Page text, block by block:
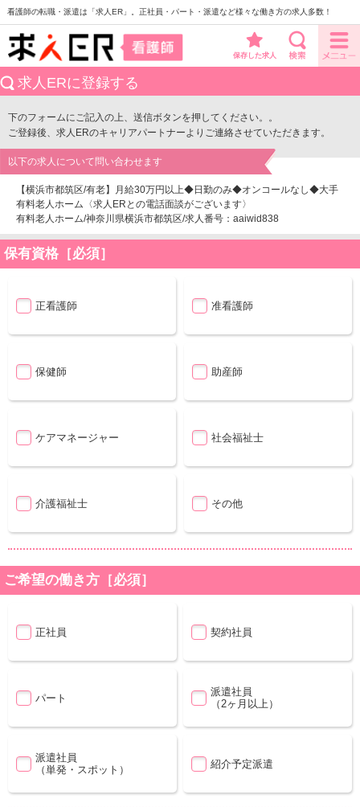
看護師の転職・派遣は「求人ER」。正社員・パート・派遣など様々な働き方の求人多数！
保存した求人
求人ERに登録する
下のフォームにご記入の上、送信ボタンを押してください。。
ご登録後、求人ERのキャリアパートナーよりご連絡させていただきます。
以下の求人について問い合わせます
【横浜市都筑区/有老】月給30万円以上◆日勤のみ◆オンコールなし◆大手
有料老人ホーム〈求人ERとの電話面談がございます〉
有料老人ホーム/神奈川県横浜市都筑区/求人番号：aaiwid838
保有資格［必須］
正看護師 准看護師
保健師 助産師
ケアマネージャー 社会福祉士
介護福祉士 その他
ご希望の働き方［必須］
正社員 契約社員
パート
派遣社員
（2ヶ月以上）
派遣社員
（単発・スポット）
紹介予定派遣